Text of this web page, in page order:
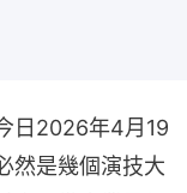
日2026年4月19
然是幾個演技大